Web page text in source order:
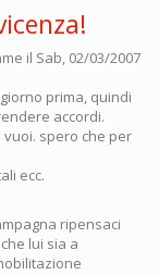
il Sab, 02/03/2007
prima, quindi
accordi.
spero che per
ecc.
ripensaci
lui sia a